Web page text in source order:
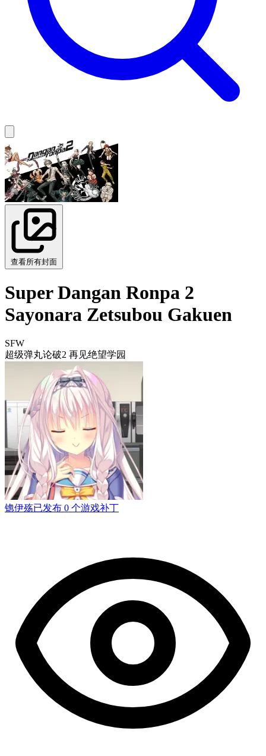
查看所有封面
Super Dangan Ronpa 2
Sayonara Zetsubou Gakuen
SFW
超级弹丸论破2 再见绝望学园
锪伊殇已发布 0 个游戏补丁